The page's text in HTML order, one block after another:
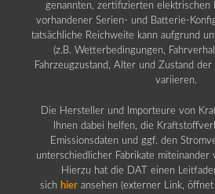
genannten, zertifizierten elektrischen
vorhandener Serien- und Batterie-
tatsächliche Reichweite kann aufgrund
(z.B. Wetterbedingungen,
Fahrzeugzustand, Alter und Zustand
variieren.
Die Hersteller und Importeure von
Ihnen dabei helfen, die
Emissionsdaten und ggf. den
unterschiedlicher Fabrikate miteinander
Hierzu hat die DAT einen
sich hier ansehen (externer Link,